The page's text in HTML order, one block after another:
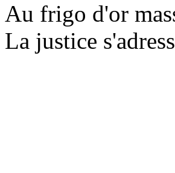
Au frigo d'or
La justice